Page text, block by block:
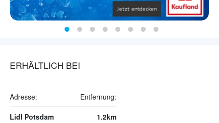
ERHÄLTLICH BEI
Adresse: Entfernung:
Lidl Potsdam 1.2km